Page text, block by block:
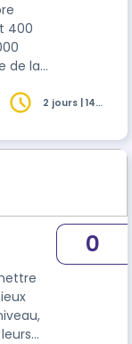
400
2 jours | 14
0